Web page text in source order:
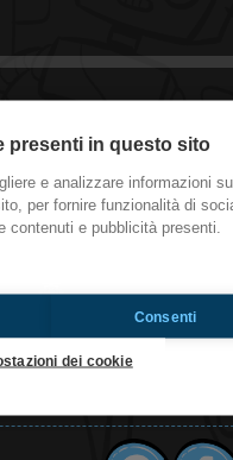
I duetti a
questa settimana
Oggi
di "CHE CIBO
presenti in questo sito
e analizzare informazioni
per fornire funzionalità di
contenuti e pubblicità presenti.
Consenti
dei cookie